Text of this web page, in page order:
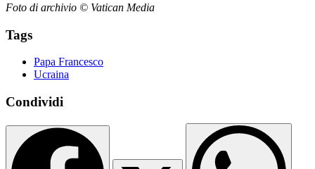
Foto di archivio © Vatican Media
Tags
Papa Francesco
Ucraina
Condividi